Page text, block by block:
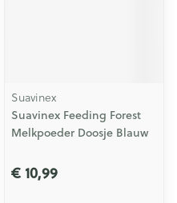
Suavinex
Suavinex Feeding Forest
Melkpoeder Doosje Blauw
€ 10,99